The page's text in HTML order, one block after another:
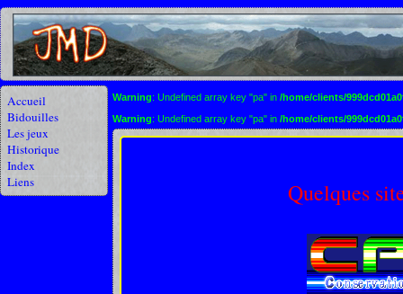
Accueil
Bidouilles
Les jeux
Historique
Index
Liens
Warning: Undefined array key "pa" in /home/clients/
Warning: Undefined array key "pa" in /home/clients/
Quelques